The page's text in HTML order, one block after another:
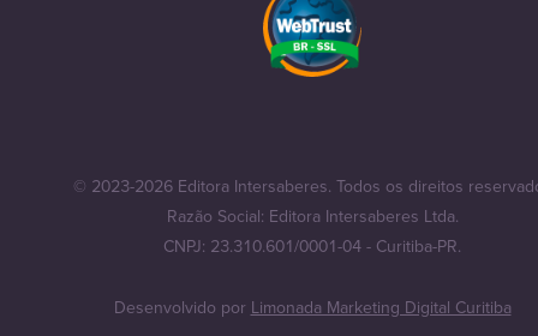
© 2023-2026 Editora Intersaberes. Todos os direitos
Razão Social: Editora Intersaberes Ltda.
CNPJ: 23.310.601/0001-04 - Curitiba-PR.
Desenvolvido porLimonada Marketing Digital Curitiba